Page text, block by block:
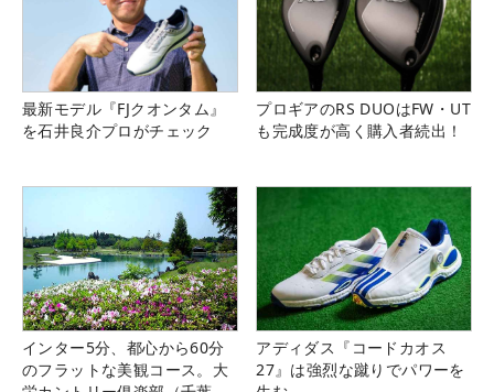
最新モデル『FJクオンタム』
を石井良介プロがチェック
プロギアのRS DUOはFW・UT
も完成度が高く購入者続出！
インター5分、都心から60分
のフラットな美観コース。大
アディダス『コードカオス
27』は強烈な蹴りでパワーを